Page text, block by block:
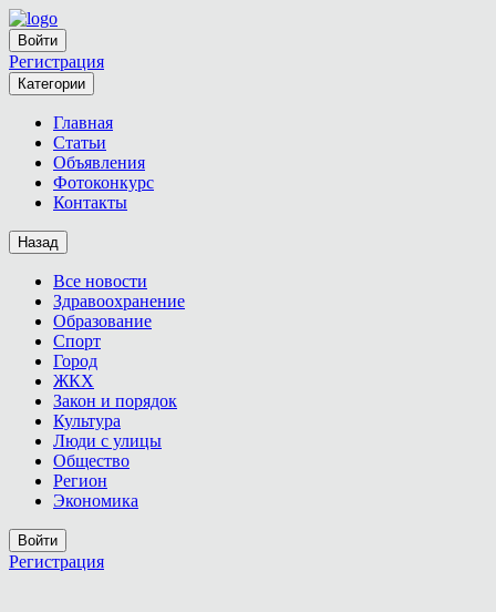
Войти
Регистрация
Категории
Главная
Статьи
Объявления
Фотоконкурс
Контакты
Назад
Все новости
Здравоохранение
Образование
Спорт
Город
ЖКХ
Закон и порядок
Культура
Люди с улицы
Общество
Регион
Экономика
Войти
Регистрация